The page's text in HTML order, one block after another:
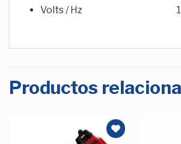
Volts / Hz 110v/
Productos